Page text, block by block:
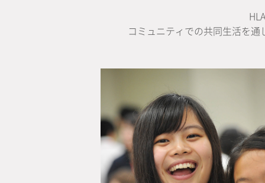
コミュニティでの共同生活を